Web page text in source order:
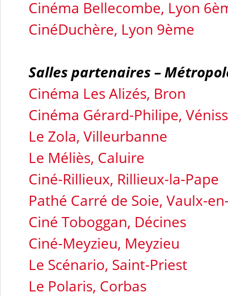
Cinéma Bellecombe, Lyon
CinéDuchère, Lyon 9ème
Salles partenaires –
Cinéma Les Alizés, Bron
Cinéma Gérard-Philipe,
Le Zola, Villeurbanne
Le Méliès, Caluire
Ciné-Rillieux, Rillieux-la-Pape
Pathé Carré de Soie, Vaulx-
Ciné Toboggan, Décines
Ciné-Meyzieu, Meyzieu
Le Scénario, Saint-Priest
Le Polaris, Corbas